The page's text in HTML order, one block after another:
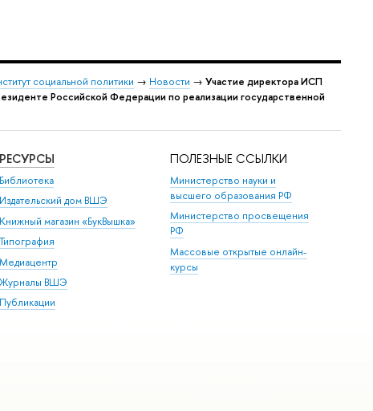
социальной политики → Новости → Участие директора ИСП
Российской Федерации по реализации государственной
РЕСУРСЫ
Библиотека
Издательский дом ВШЭ
Книжный магазин «БукВышка»
Типография
Медиацентр
Журналы ВШЭ
Публикации
ПОЛЕЗНЫЕ ССЫЛКИ
Министерство науки и
высшего образования РФ
Министерство просвещения
РФ
Массовые открытые онлайн-
курсы